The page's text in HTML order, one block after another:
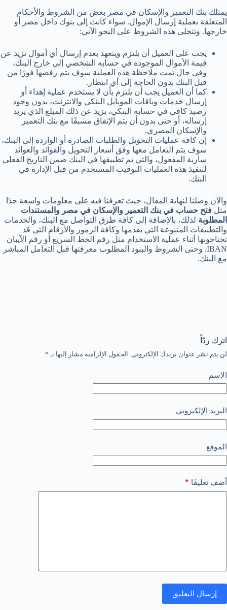
يمتلك بنك التعمير والإسكان في مصر بعض من الشروط والأحكام
المتعلقة بعملية إرسال الإموال. سواء كانت إلى بنوك داخل مصر أو
خارجها. وتتجلى هذه الشروط على النحو الآتي:
يجب على العميل أن يلتزم ويتعهد بعدم إرسال أي أموال تزيد عن
قيمة الأموال الموجودة في حسابه الشخصي إلى خارج البنك،
وفي حال تمت ملاحظة هذه العملية سوف يتم رفضها فورًا من
قبل البنك بدون الحاجة إلى أي انتظار.
كما أن العميل يجب أن يلتزم بأن لا يستخدم عملية إهداء أو
إرسال خدمات وباقات الموبايل البنكي والانترنت، بدون وجود
رصيد كافي في حسابه البنكي، يزيد عن ذلك المبلغ الذي يريد
إرساله، أو حتى بدون أن يتم الإتفاق مسبقًا مع بنك التعمير
والإسكان المصري.
إن كافة عمليات التحويل والطلبات الصادرة أو الواردة إلى البنك،
سوف يتم التعامل معها وفق أسعار التحويل والفوائد والعوائد
سارية المفعول، والتي تم تطبيقها في البنك ضمن التاريخ الفعلي
لتنفيذ هذه العمليات التوقيت المستخدم من قبل الإدارة في
البنك.
والآن وصلنا لنهاية المقال، حيث تعرفنا فيه على معلومات واسعة جدًا
مثل فتح حساب في بنك التعمير والإسكان في مصر والمستندات
المطلوبة لذلك، بالإضافة إلى كافة طرق التواصل مع البنك، والخدمات
والتطبيقات المتنوعة التي يقدمها وكافة الرموز والأرقام التي قد
تحتاجونها أثناء عملية الاستخدام مثل رقم الخط السريع أو رقم الآيبان
IBAN. وحتى الشروط والبنود المطلوب معرفتها قبل التعامل المباشر
مع البنك.
اترك ردّاً
لن يتم نشر عنوان بريدك الإلكتروني. الحقول الإلزامية مشار إليها بـ *
الاسم
البريد الإلكتروني
الموقع
أضف تعليقًا *
إرسال التعليق